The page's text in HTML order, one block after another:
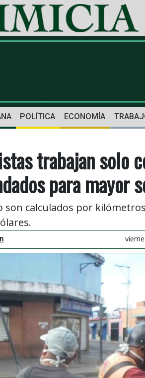
POLÍTICA ECONOMÍA
trabajan solo
para mayor
son calculados por